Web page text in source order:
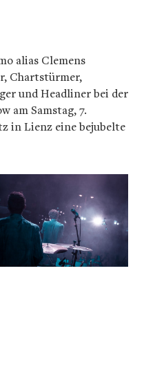
alias Clemens
Chartstürmer,
und Headliner bei der
am Samstag, 7.
in Lienz eine bejubelte